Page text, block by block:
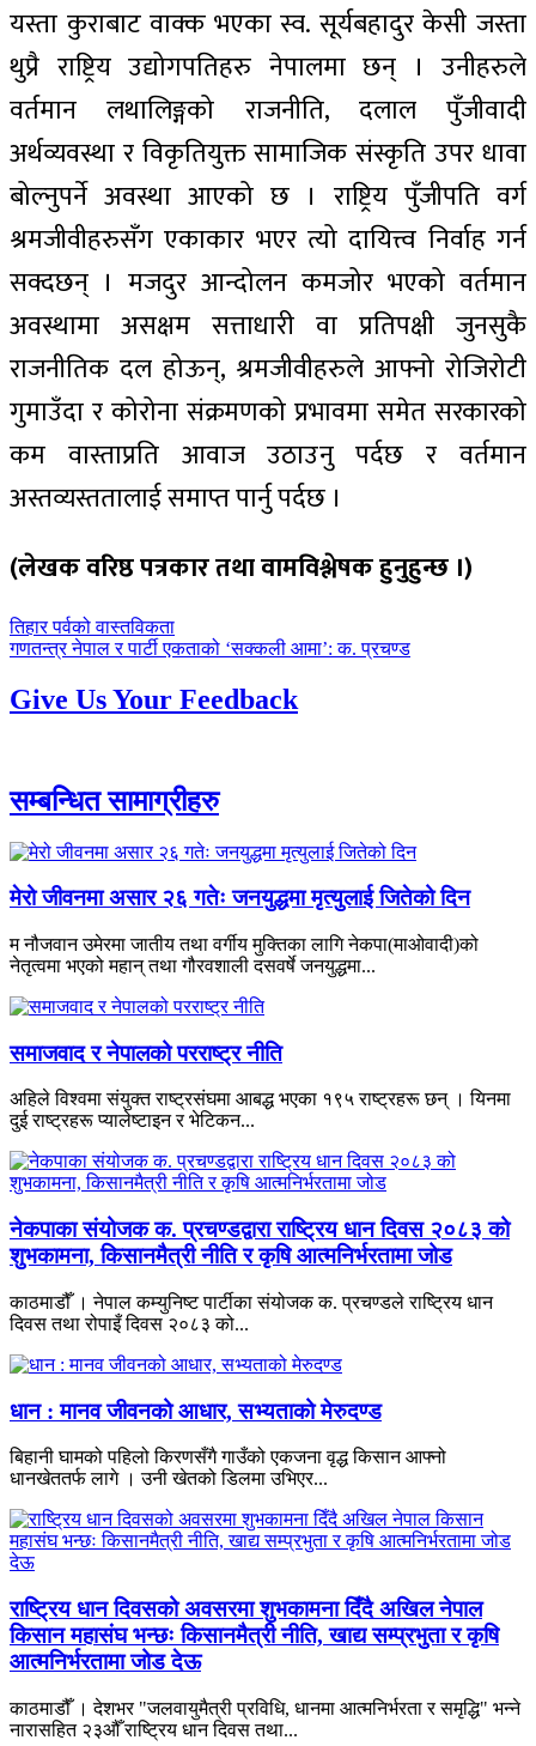
यस्ता कुराबाट वाक्क भएका स्व. सूर्यबहादुर केसी जस्ता
थुप्रै राष्ट्रिय उद्योगपतिहरु नेपालमा छन् । उनीहरुले
वर्तमान लथालिङ्गको राजनीति, दलाल पुँजीवादी
अर्थव्यवस्था र विकृतियुक्त सामाजिक संस्कृति उपर धावा
बोल्नुपर्ने अवस्था आएको छ । राष्ट्रिय पुँजीपति वर्ग
श्रमजीवीहरुसँग एकाकार भएर त्यो दायित्त्व निर्वाह गर्न
सक्दछन् । मजदुर आन्दोलन कमजोर भएको वर्तमान
अवस्थामा असक्षम सत्ताधारी वा प्रतिपक्षी जुनसुकै
राजनीतिक दल होऊन्, श्रमजीवीहरुले आफ्नो रोजिरोटी
गुमाउँदा र कोरोना संक्रमणको प्रभावमा समेत सरकारको
कम वास्ताप्रति आवाज उठाउनु पर्दछ र वर्तमान
अस्तव्यस्ततालाई समाप्त पार्नु पर्दछ ।
(लेखक वरिष्ठ पत्रकार तथा वामविश्लेषक हुनुहुन्छ ।)
पछिल्लाे
-
तिहार पर्वको वास्तविकता
अघिल्लाे
गणतन्त्र नेपाल र पार्टी एकताको ‘सक्कली आमा’: क. प्रचण्ड
Give Us Your Feedback
सम्बन्धित सामाग्रीहरु
मेरो जीवनमा असार २६ गतेः जनयुद्धमा मृत्युलाई जितेको दिन
म नौजवान उमेरमा जातीय तथा वर्गीय मुक्तिका लागि नेकपा(माओवादी)को
नेतृत्वमा भएको महान् तथा गौरवशाली दसवर्षे जनयुद्धमा...
समाजवाद र नेपालको परराष्ट्र नीति
अहिले विश्वमा संयुक्त राष्ट्रसंघमा आबद्ध भएका १९५ राष्ट्रहरू छन् । यिनमा
दुई राष्ट्रहरू प्यालेष्टाइन र भेटिकन...
नेकपाका संयोजक क. प्रचण्डद्वारा राष्ट्रिय धान दिवस २०८३ को
शुभकामना, किसानमैत्री नीति र कृषि आत्मनिर्भरतामा जोड
काठमाडौँ । नेपाल कम्युनिष्ट पार्टीका संयोजक क. प्रचण्डले राष्ट्रिय धान
दिवस तथा रोपाइँ दिवस २०८३ को...
धान : मानव जीवनको आधार, सभ्यताको मेरुदण्ड
बिहानी घामको पहिलो किरणसँगै गाउँको एकजना वृद्ध किसान आफ्नो
धानखेततर्फ लागे । उनी खेतको डिलमा उभिएर...
राष्ट्रिय धान दिवसको अवसरमा शुभकामना दिँदै अखिल नेपाल
किसान महासंघ भन्छः किसानमैत्री नीति, खाद्य सम्प्रभुता र कृषि
आत्मनिर्भरतामा जोड देऊ
काठमाडौँ । देशभर "जलवायुमैत्री प्रविधि, धानमा आत्मनिर्भरता र समृद्धि" भन्ने
नारासहित २३औँ राष्ट्रिय धान दिवस तथा...